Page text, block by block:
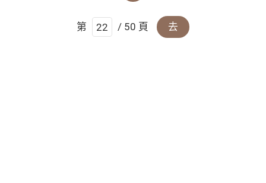
第 / 50 頁 去